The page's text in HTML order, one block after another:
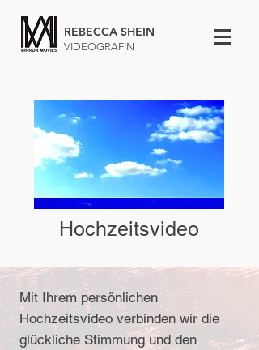
REBECCA SHEIN
VIDEOGRAFIN
Hochzeitsvideo
Mit Ihrem persönlichen
Hochzeitsvideo verbinden wir die
glückliche Stimmung und den